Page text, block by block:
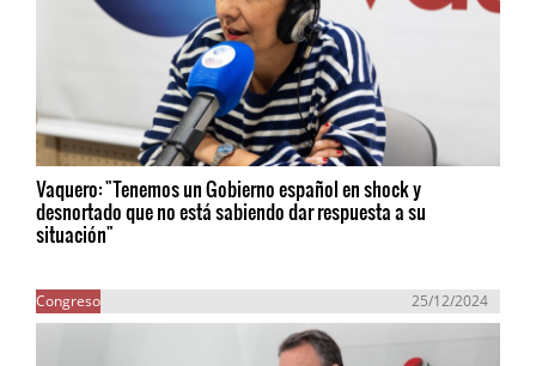
Vaquero: "Tenemos un Gobierno español en shock y
desnortado que no está sabiendo dar respuesta a su
situación"
Congreso 25/12/2024